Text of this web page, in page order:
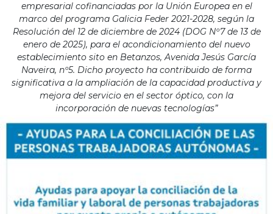
empresarial cofinanciadas por la Unión Europea en el
marco del programa Galicia Feder 2021-2028, según la
Resolución del 12 de diciembre de 2024 (DOG Nº7 de 13 de
enero de 2025), para el acondicionamiento del nuevo
establecimiento sito en Betanzos, Avenida Jesús García
Naveira, nº5. Dicho proyecto ha contribuido de forma
significativa a la ampliación de la capacidad productiva y
mejora del servicio en el sector óptico, con la
incorporación de nuevas tecnologías”